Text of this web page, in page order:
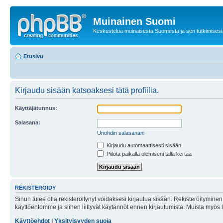
Muinainen Suomi
Keskustelua muinaisesta Suomesta ja sen
Etusivu
Kirjaudu sisään katsoaksesi tätä profiilia.
Käyttäjätunnus:
Salasana:
Unohdin salasanani
Kirjaudu automaattisesti sisään.
Piilota paikalla olemiseni tällä kertaa
REKISTERÖIDY
Sinun tulee olla rekisteröitynyt voidaksesi kirjautua sisään.
käyttöehtomme ja siihen liittyvät käytännöt ennen kirjautumista. Muista
Käyttöehdot
Yksityisyyden suoja